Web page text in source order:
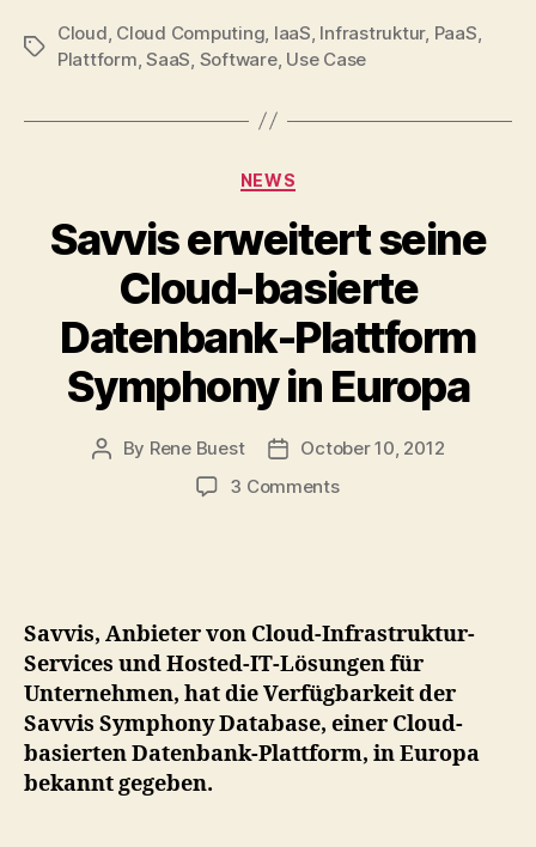
Tags
Cloud Cloud Computing IaaS Infrastruktur, PaaS
Plattform ,SaaS Software, Use Case
Categories
NEWS
Savvis erweitert seine
Cloud-basierte
Datenbank-Plattform
Symphony in Europa
Post
By Rene Buest
PostOctober 10, 2012
3 Commentson
Datenbank-
Plattform
Symphony
in
Europa
Savvis, Anbieter von Cloud-Infrastruktur-
Services und Hosted-IT-Lösungen für
Unternehmen, hat die Verfügbarkeit der
Savvis Symphony Database, einer Cloud-
basierten Datenbank-Plattform, in Europa
bekannt gegeben.